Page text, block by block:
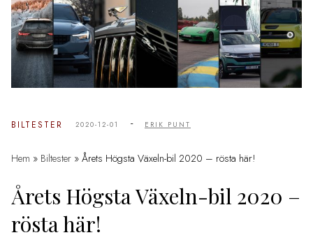
BILTESTER 2020-12-01 - ERIK PUNT
Hem » Biltester » Årets Högsta Växeln-bil 2020 – rösta här!
Årets Högsta Växeln-bil 2020 –
rösta här!